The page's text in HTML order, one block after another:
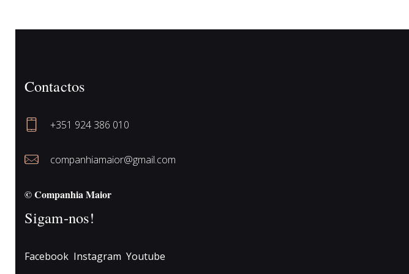
conteúdos
Contactos
+351 924 386 010
companhiamaior@gmail.com
© Companhia Maior
Sigam-nos!
Facebook Instagram Youtube